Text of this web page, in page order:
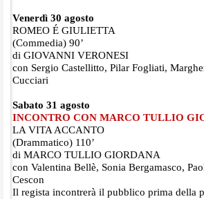
Venerdì 30 agosto
ROMEO É GIULIETTA
(Commedia) 90’
di GIOVANNI VERONESI
con Sergio Castellitto, Pilar Fogliati,
Cucciari
Sabato 31 agosto
INCONTRO CON MARCO TULLIO
LA VITA ACCANTO
(Drammatico) 110’
di MARCO TULLIO GIORDANA
con Valentina Bellè, Sonia Bergamasco,
Cescon
Il regista incontrerà il pubblico prima della